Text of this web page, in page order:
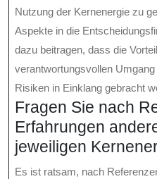
Nutzung der Kernenergie zu
Aspekte in die
dazu beitragen, dass die
verantwortungsvollen
Risiken in Einklang gebracht
Fragen Sie nach
Erfahrungen
jeweiligen
Es ist ratsam, nach